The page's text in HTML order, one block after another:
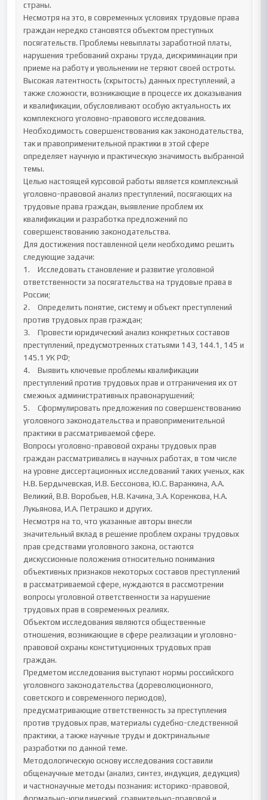
страны.
Несмотря на это, в современных условиях трудовые права
граждан нередко становятся объектом преступных
посягательств. Проблемы невыплаты заработной платы,
нарушения требований охраны труда, дискриминации при
приеме на работу и увольнении не теряют своей остроты.
Высокая латентность (скрытость) данных преступлений, а
также сложности, возникающие в процессе их доказывания
и квалификации, обусловливают особую актуальность их
комплексного уголовно-правового исследования.
Необходимость совершенствования как законодательства,
так и правоприменительной практики в этой сфере
определяет научную и практическую значимость выбранной
темы.
Целью настоящей курсовой работы является комплексный
уголовно-правовой анализ преступлений, посягающих на
трудовые права граждан, выявление проблем их
квалификации и разработка предложений по
совершенствованию законодательства.
Для достижения поставленной цели необходимо решить
следующие задачи:
1.	Исследовать становление и развитие уголовной
ответственности за посягательства на трудовые права в
России;
2.	Определить понятие, систему и объект преступлений
против трудовых прав граждан;
3.	Провести юридический анализ конкретных составов
преступлений, предусмотренных статьями 143, 144.1, 145 и
145.1 УК РФ;
4.	Выявить ключевые проблемы квалификации
преступлений против трудовых прав и отграничения их от
смежных административных правонарушений;
5.	Сформулировать предложения по совершенствованию
уголовного законодательства и правоприменительной
практики в рассматриваемой сфере.
Вопросы уголовно-правовой охраны трудовых прав
граждан рассматривались в научных работах, в том числе
на уровне диссертационных исследований таких ученых, как
Н.В. Бердычевская, И.В. Бессонова, Ю.С. Варанкина, А.А.
Великий, В.В. Воробьев, Н.В. Качина, Э.А. Коренкова, Н.А.
Лукьянова, И.А. Петрашко и других.
Несмотря на то, что указанные авторы внесли
значительный вклад в решение проблем охраны трудовых
прав средствами уголовного закона, остаются
дискуссионные положения относительно понимания
объективных признаков некоторых составов преступлений
в рассматриваемой сфере, нуждаются в рассмотрении
вопросы уголовной ответственности за нарушение
трудовых прав в современных реалиях.
Объектом исследования являются общественные
отношения, возникающие в сфере реализации и уголовно-
правовой охраны конституционных трудовых прав
граждан.
Предметом исследования выступают нормы российского
уголовного законодательства (дореволюционного,
советского и современного периодов),
предусматривающие ответственность за преступления
против трудовых прав, материалы судебно-следственной
практики, а также научные труды и доктринальные
разработки по данной теме.
Методологическую основу исследования составили
общенаучные методы (анализ, синтез, индукция, дедукция)
и частнонаучные методы познания: историко-правовой,